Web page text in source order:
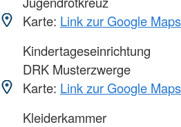
Karte: Link zur Google
Kindertageseinrichtung
DRK Musterzwerge
Karte: Link zur Google
Kleiderkammer